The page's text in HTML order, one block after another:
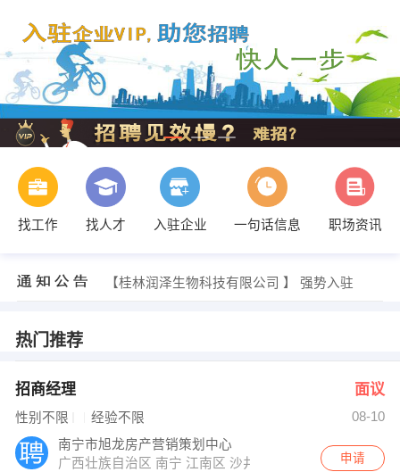
找工作 找人才 入驻企业 一句话信息
职场资讯
【桂林润泽生物科技有限公司 】 强势入驻
周长华 发布 [业务人员 ] 招聘信息
【桂林市祥鑫印刷物资有限公司 】 强势入驻
热门推荐
招商经理 面议
性别不限 经验不限
08-10
南宁市旭龙房产营销策划中心
广西壮族自治区 南宁 江南区 沙井大道39号融晟海悦城营
申请